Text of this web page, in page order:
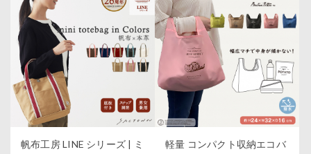
帆布工房 LINE シリーズ | ミ
軽量 コンパクト収納エコバ